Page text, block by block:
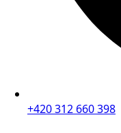
+420 312 660 398